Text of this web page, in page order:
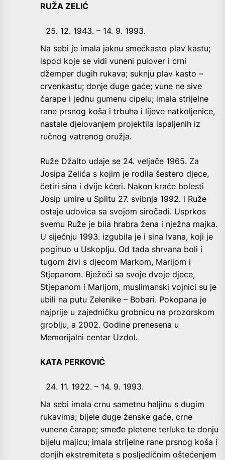
RUŽA ZELIĆ
12. 1943. – 14. 9. 1993.
Na sebi je imala jaknu smećkasto plav kastu;
ispod koje se vidi vuneni pulover i crni
džemper dugih rukava; suknju plav kasto –
crvenkastu; donje duge gaće; vune ne sive
čarape i jednu gumenu cipelu; imala strijelne
rane prsnog koša i trbuha i lijeve natkoljenice,
nastale djelovanjem projektila ispaljenih iz
ručnog vatrenog oružja.
Ruže Džalto udaje se 24. veljače 1965. Za
Josipa Zelića s kojim je rodila šestero djece,
četiri sina i dvije kćeri. Nakon kraće bolesti
Josip umire u Splitu 27. svibnja 1992. i Ruže
ostaje udovica sa svojom siročadi. Usprkos
svemu Ruže je bila hrabra žena i nježna majka.
U siječnju 1993. izgubila je i sina Ivana, koji je
poginuo u Uskoplju. Od tada shrvana boli i
tugom živi s djecom Markom, Marijom i
Stjepanom. Bježeći sa svoje dvoje djece,
Stjepanom i Marijom, muslimanski vojnici su je
ubili na putu Zelenike – Bobari. Pokopana je
najprije u zajedničku grobnicu na prozorskom
groblju, a 2002. Godine prenesena u
Memorijalni centar Uzdol.
KATA PERKOVIĆ
11. 1922. – 14. 9. 1993.
Na sebi imala crnu sametnu haljinu s dugim
rukavima; bijele duge ženske gaće, crne
vunene čarape; smeđe pletene terluke te donju
bijelu majicu; imala strijelne rane prsnog koša i
donjih ekstremiteta s posljedičnim oštećenjem